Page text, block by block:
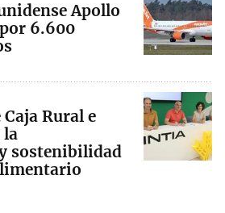
Apollo
6.600
Rural e
la
sostenibilidad